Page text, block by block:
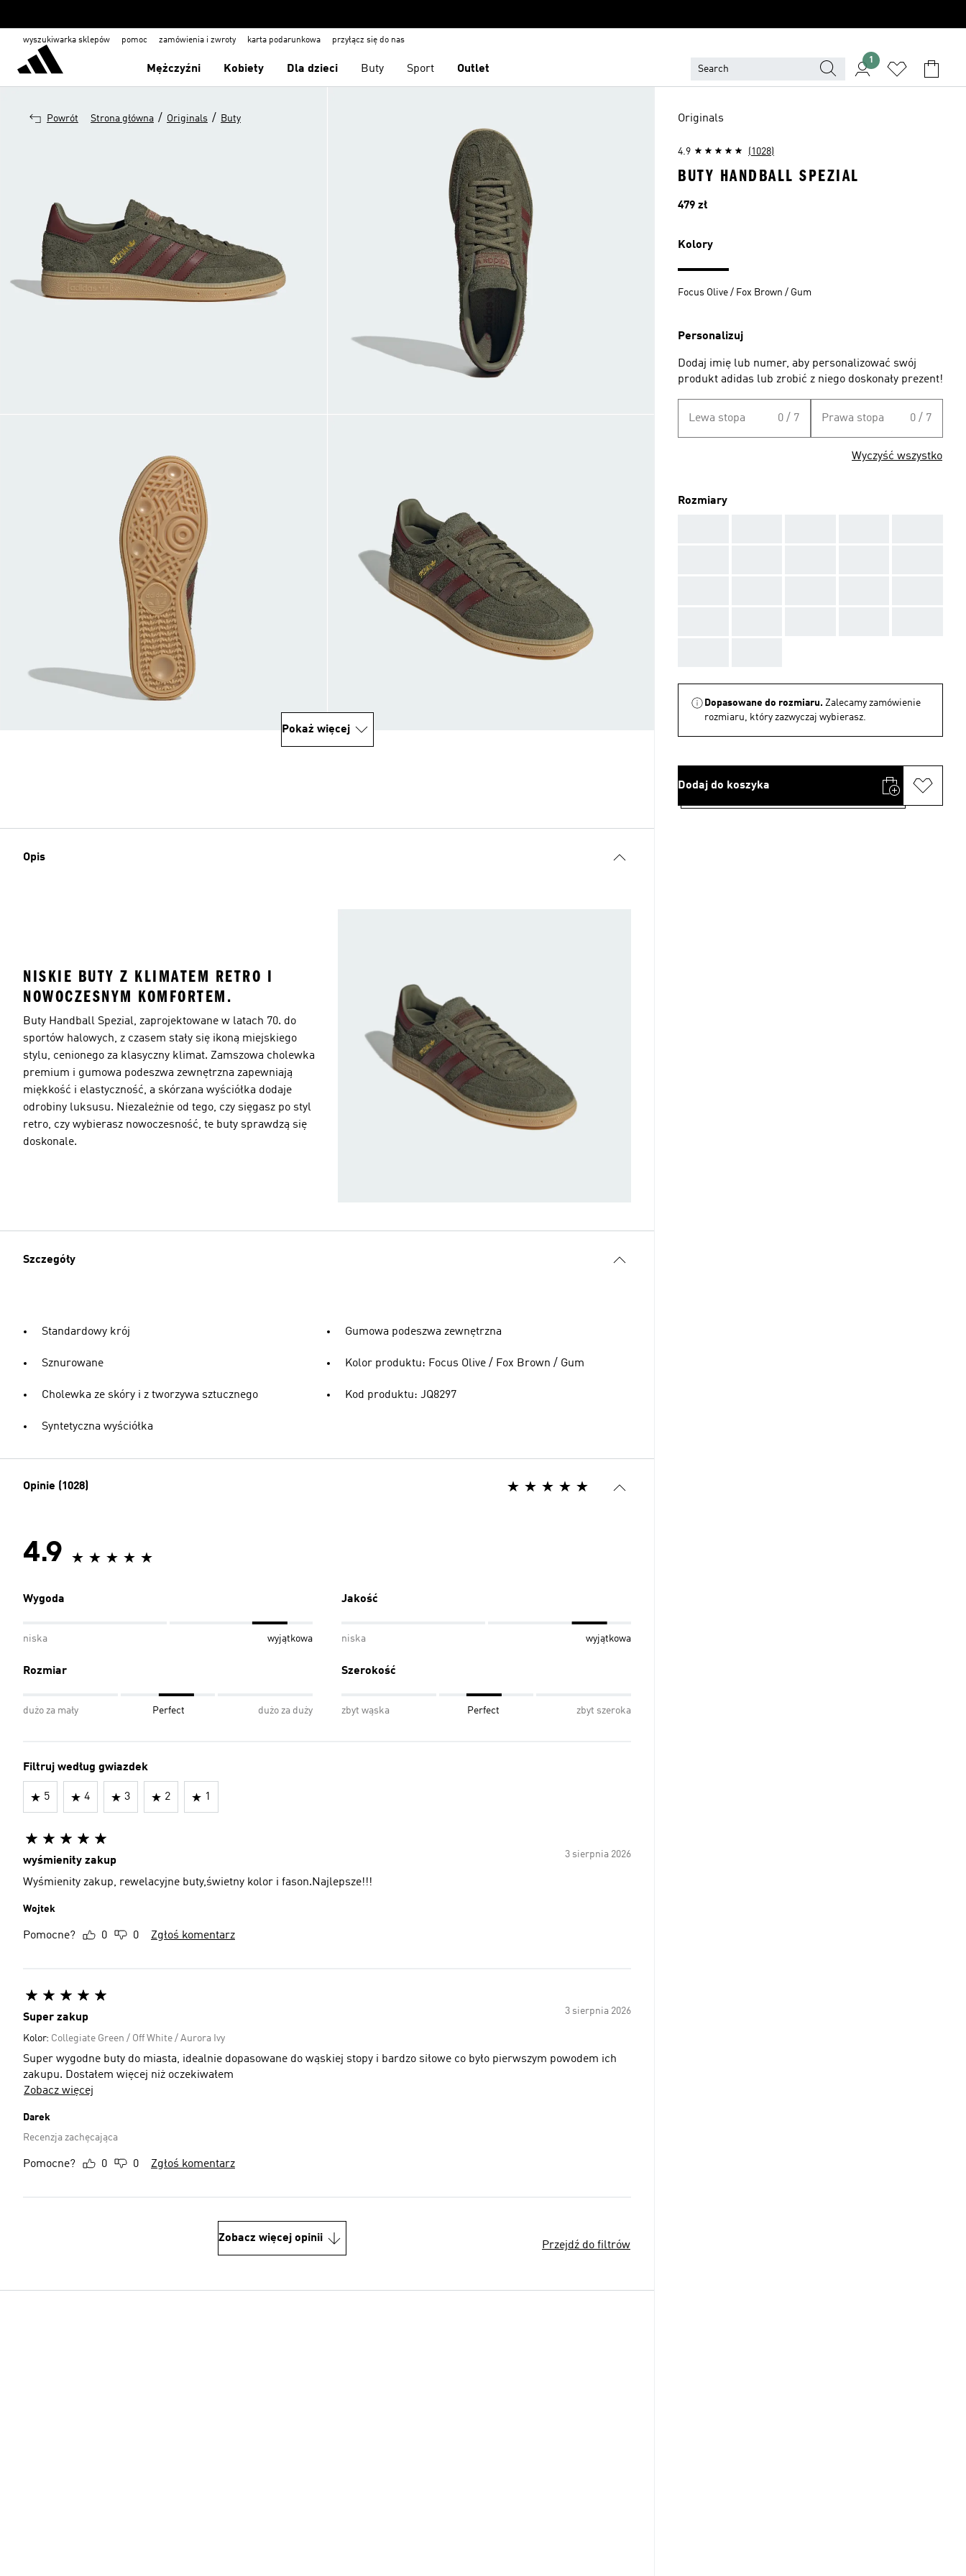
wyszukiwarka sklepów pomoc zamówienia i zwroty karta podarunkowa przyłącz się do nas
Mężczyźni Kobiety Dla dzieci Buty Sport Outlet
1
Powrót Strona główna / Originals / Buty
Pokaż więcej
Opis
NISKIE BUTY Z KLIMATEM RETRO I
NOWOCZESNYM KOMFORTEM.
Buty Handball Spezial, zaprojektowane w latach 70. do
sportów halowych, z czasem stały się ikoną miejskiego
stylu, cenionego za klasyczny klimat. Zamszowa cholewka
premium i gumowa podeszwa zewnętrzna zapewniają
miękkość i elastyczność, a skórzana wyściółka dodaje
odrobiny luksusu. Niezależnie od tego, czy sięgasz po styl
retro, czy wybierasz nowoczesność, te buty sprawdzą się
doskonale.
Szczegóły
Standardowy krój
Sznurowane
Cholewka ze skóry i z tworzywa sztucznego
Syntetyczna wyściółka
Gumowa podeszwa zewnętrzna
Kolor produktu: Focus Olive / Fox Brown / Gum
Kod produktu: JQ8297
Opinie (1028)
4.9
Wygoda
niska wyjątkowa
Jakość
niska wyjątkowa
Rozmiar
dużo za mały Perfect dużo za duży
Szerokość
zbyt wąska Perfect zbyt szeroka
Filtruj według gwiazdek
5 4 3 2 1
3 sierpnia 2026
wyśmienity zakup
Wyśmienity zakup, rewelacyjne buty,świetny kolor i fason.Najlepsze!!!
Wojtek
Pomocne? 0 0 Zgłoś komentarz
3 sierpnia 2026
Super zakup
Kolor: Collegiate Green / Off White / Aurora Ivy
Super wygodne buty do miasta, idealnie dopasowane do wąskiej stopy i bardzo siłowe co było pierwszym powodem ich
zakupu. Dostałem więcej niż oczekiwałem
Zobacz więcej
Darek
Recenzja zachęcająca
Pomocne? 0 0 Zgłoś komentarz
Zobacz więcej opinii
Przejdź do filtrów
Originals
4.9 (1028)
BUTY HANDBALL SPEZIAL
Cena
479 zł
Kolory
Focus Olive / Fox Brown / Gum
Personalizuj
Dodaj imię lub numer, aby personalizować swój
produkt adidas lub zrobić z niego doskonały prezent!
Lewa stopa 0 / 7 Prawa stopa 0 / 7
Wyczyść wszystko
Rozmiary
Dopasowane do rozmiaru. Zalecamy zamówienie
rozmiaru, który zazwyczaj wybierasz.
Dodaj do koszyka